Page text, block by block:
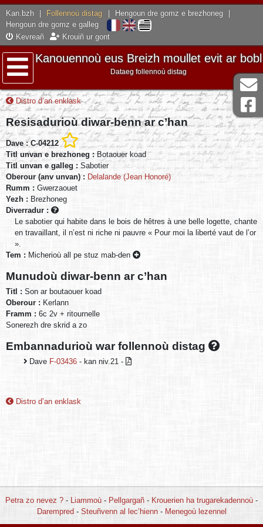
Kan.bzh Follennoù distag Hengoun dre gomz e brezhoneg
Hengoun dre gomz e galleg
Kevreañ
Krouiñ ur gont
Lañser
Kanouennoù eus Breizh moullet evit ar bobl
Dataeg follennoù distag
Distro d’an enklask
Resisadurioù diwar-benn ar c’han
Dave : C-04212
Titl unvan e brezhoneg :Botaouer koad
Titl unvan e galleg : Sabotier
Oberour (anv unvan) : Delalande (Jean Honoré)
Rumm : Gwerzaouet
Yezh : Brezhoneg
Diverradur :
Le sabotier qui habite dans le bois de hêtres à une belle logette, chante
en travaillant, il n’est ni riche ni pauvre « Pour moi la liberté vaut de l’or
».
Tem : Micherioù all pe stuz mab-den
Munudoù diwar-benn ar c’han
Titl : Son ar boutaouer koad
Oberour : Kerlann
Framm : 6c 2v + ritournelle
Sonerezh dre skrid a zo
Embannadurioù war follennoù distag
Dave F-03436 - kan niv.21 -
Distro d’an enklask
Petra zo nevez ? - Liammoù - Pellgargañ - Krouerien ha trugarekadennoù -
Darempred- Steuñvenn al lec’hienn- Menegoù lezennel